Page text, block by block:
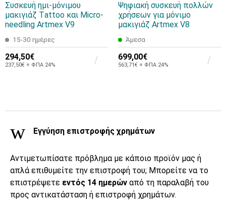
Συσκευή ημι-μόνιμου
μακιγιάζ Τattoo και Μicro-
needling Artmex V9
15-30 ημέρες
294,50€
237,50€ + ΦΠΑ 24%
Ψηφιακή συσκευή πολλών
χρήσεων για μόνιμο
μακιγιάζ Artmex V8
Άμεσα
699,00€
563,71€ + ΦΠΑ 24%
Εγγύηση επιστροφής χρημάτων
Αντιμετωπίσατε πρόβλημα με κάποιο προϊόν μας ή
απλά επιθυμείτε την επιστροφή του; Μπορείτε να το
επιστρέψετε εντός 14 ημερών από τη παραλαβή του
προς αντικατάσταση ή επιστροφή χρημάτων.